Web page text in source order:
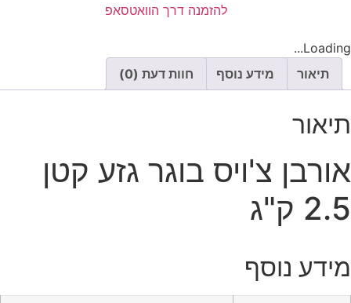
להזמנה דרך הוואטסאפ
Loading...
תיאור
מידע נוסף חוות דעת (0)
תיאור
אורבן צ'ויס בוגר גזע קטן
2.5 ק"ג
מידע נוסף